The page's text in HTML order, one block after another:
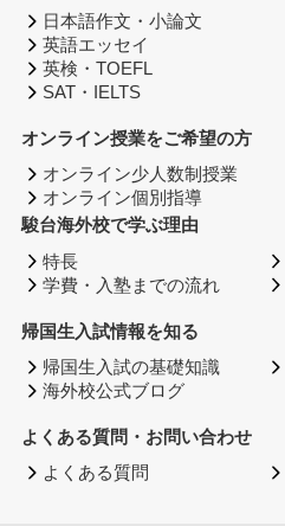
日本語作文・小論文
英語エッセイ
英検・TOEFL
SAT・IELTS
オンライン授業をご希望の方
オンライン少人数制授業
オンライン個別指導
駿台海外校で学ぶ理由
特長
学費・入塾までの流れ
帰国生入試情報を知る
帰国生入試の基礎知識
海外校公式ブログ
よくある質問・お問い合わせ
よくある質問